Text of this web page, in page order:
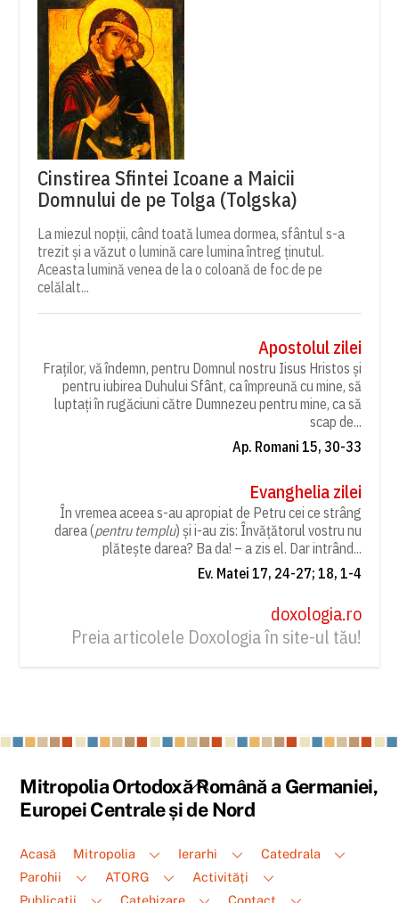
Cinstirea Sfintei Icoane a Maicii
Domnului de pe Tolga (Tolgska)
La miezul nopții, când toată lumea dormea, sfântul s-a
trezit și a văzut o lumină care lumina întreg ținutul.
Aceasta lumină venea de la o coloană de foc de pe
celălalt...
Apostolul zilei
Fraților, vă îndemn, pentru Domnul nostru Iisus Hristos și
pentru iubirea Duhului Sfânt, ca împreună cu mine, să
luptați în rugăciuni către Dumnezeu pentru mine, ca să
scap de...
Ap. Romani 15, 30-33
Evanghelia zilei
În vremea aceea s-au apropiat de Petru cei ce strâng
darea (pentru templu) și i-au zis: Învățătorul vostru nu
plătește darea? Ba da! – a zis el. Dar intrând...
Ev. Matei 17, 24-27; 18, 1-4
doxologia.ro
Preia articolele Doxologia în site-ul tău!
Back
To
Mitropolia Ortodoxă Română a Germaniei,
Europei Centrale și de Nord
Acasă Mitropolia Ierarhi
Catedrala
Parohii
ATORG
Activități